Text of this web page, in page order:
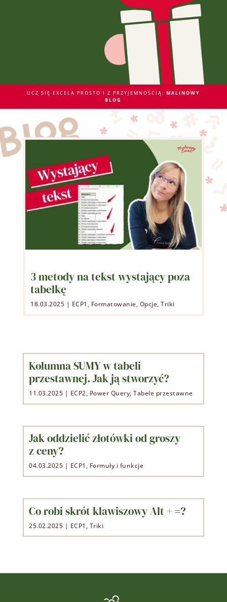
UCZ SIĘ EXCELA PROSTO I Z PRZYJEMNOŚCIĄ: MALINOWY
BLOG
3 metody na tekst wystający poza
tabelkę
18.03.2025 | ECP1 , Formatowanie, Opcje,Triki
Kolumna SUMY w tabeli
przestawnej. Jak ją stworzyć?
11.03.2025 | ECP2, Power Query,Tabele przestawne
Jak oddzielić złotówki od groszy
z ceny?
04.03.2025 | ECP1 , Formuły i funkcje
Co robi skrót klawiszowy Alt + =?
25.02.2025 | ECP1 , Triki